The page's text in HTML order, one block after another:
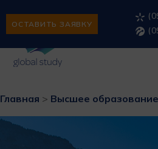
ОСТАВИТЬ ЗАЯВКУ
Главная > Высшее образование